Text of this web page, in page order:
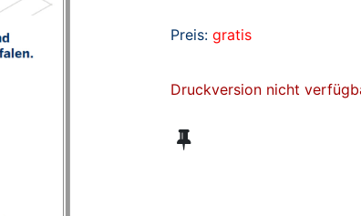
Preis: gratis
Druckversion nicht